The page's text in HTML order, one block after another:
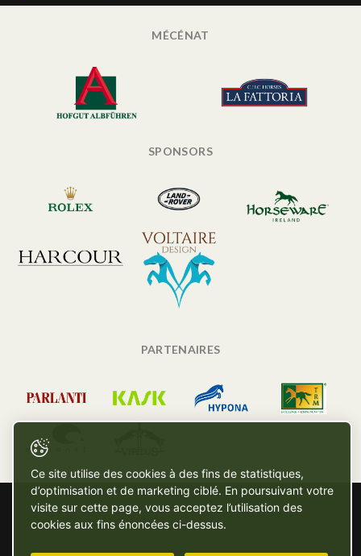
MÉCÉNAT
SPONSORS
PARTENAIRES
Ce site utilise des cookies à des fins de statistiques,
d’optimisation et de marketing ciblé. En poursuivant votre
visite sur cette page, vous acceptez l’utilisation des
cookies aux fins énoncées ci-dessus.